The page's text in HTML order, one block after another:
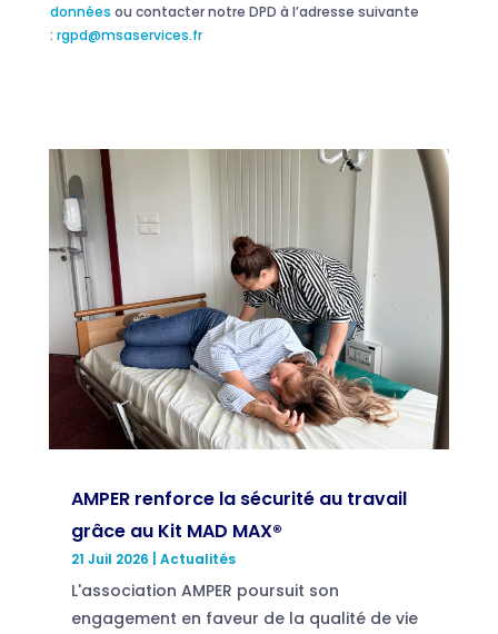
données ou contacter notre DPD à l’adresse suivante
: rgpd@msaservices.fr
AMPER renforce la sécurité au travail
grâce au Kit MAD MAX®
21 Juil 2026 Actualités
L'association AMPER poursuit son
engagement en faveur de la qualité de vie